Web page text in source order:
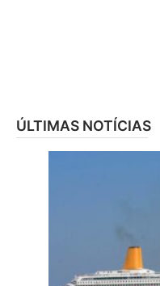
ÚLTIMAS NOTÍCIAS